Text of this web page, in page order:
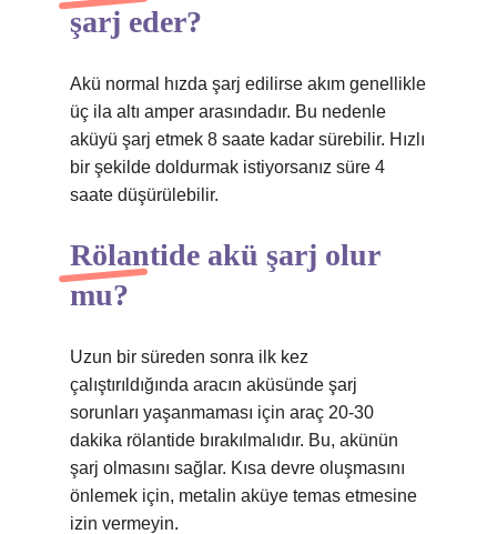
şarj eder?
Akü normal hızda şarj edilirse akım genellikle
üç ila altı amper arasındadır. Bu nedenle
aküyü şarj etmek 8 saate kadar sürebilir. Hızlı
bir şekilde doldurmak istiyorsanız süre 4
saate düşürülebilir.
Rölantide akü şarj olur
mu?
Uzun bir süreden sonra ilk kez
çalıştırıldığında aracın aküsünde şarj
sorunları yaşanmaması için araç 20-30
dakika rölantide bırakılmalıdır. Bu, akünün
şarj olmasını sağlar. Kısa devre oluşmasını
önlemek için, metalin aküye temas etmesine
izin vermeyin.